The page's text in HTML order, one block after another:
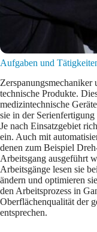
Aufgaben und
technische Produkte.
medizintechnische
sie in der
Je nach Einsatzgebiet
ein. Auch mit
denen zum Beispiel
Arbeitsgang ausgeführt
Arbeitsgänge lesen sie
ändern und optimieren
den Arbeitsprozess in
Oberflächenqualität der
entsprechen.